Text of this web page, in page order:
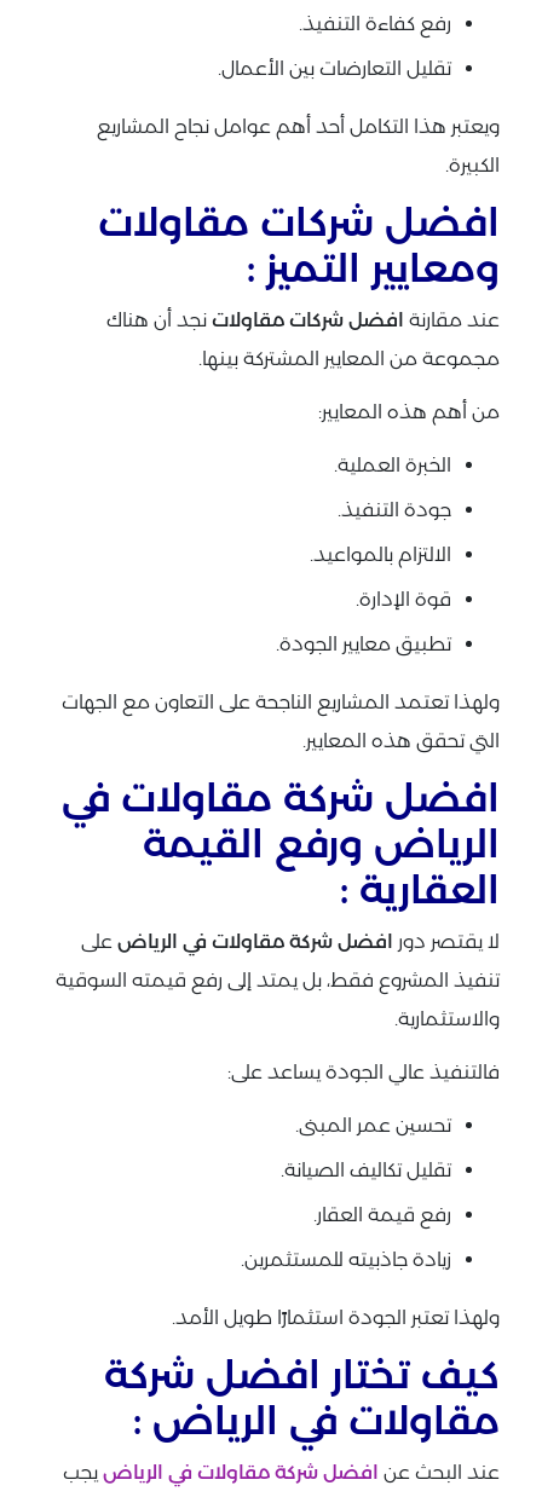
رفع كفاءة التنفيذ.
تقليل التعارضات بين الأعمال.
ويعتبر هذا التكامل أحد أهم عوامل نجاح المشاريع
الكبيرة.
افضل شركات مقاولات
ومعايير التميز :
عند مقارنة افضل شركات مقاولات نجد أن هناك
مجموعة من المعايير المشتركة بينها.
من أهم هذه المعايير:
الخبرة العملية.
جودة التنفيذ.
الالتزام بالمواعيد.
قوة الإدارة.
تطبيق معايير الجودة.
ولهذا تعتمد المشاريع الناجحة على التعاون مع الجهات
التي تحقق هذه المعايير.
افضل شركة مقاولات في
الرياض ورفع القيمة
العقارية :
لا يقتصر دور افضل شركة مقاولات في الرياض على
تنفيذ المشروع فقط، بل يمتد إلى رفع قيمته السوقية
والاستثمارية.
فالتنفيذ عالي الجودة يساعد على:
تحسين عمر المبنى.
تقليل تكاليف الصيانة.
رفع قيمة العقار.
زيادة جاذبيته للمستثمرين.
ولهذا تعتبر الجودة استثمارًا طويل الأمد.
كيف تختار افضل شركة
مقاولات في الرياض :
عند البحث عن افضل شركة مقاولات في الرياض يجب